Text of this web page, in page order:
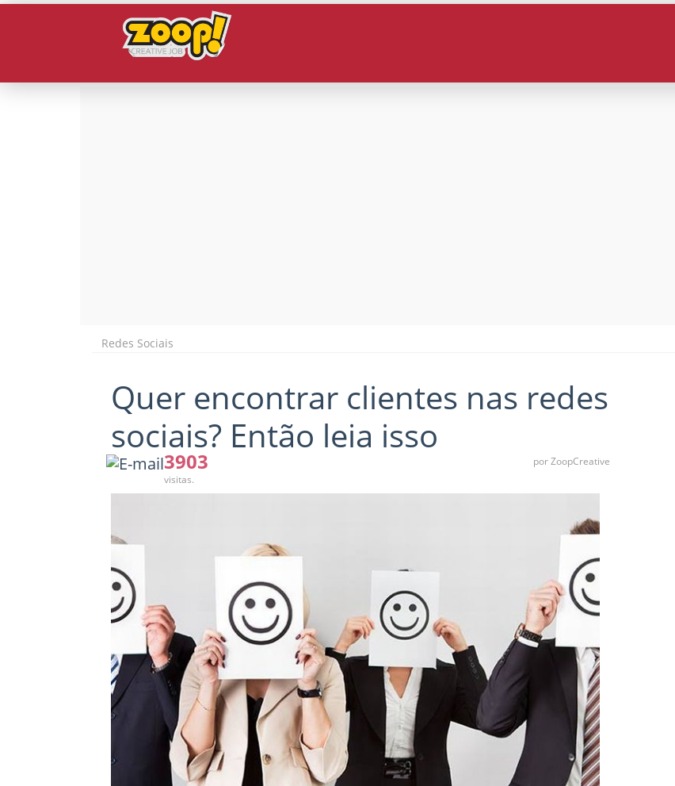
Redes Sociais
Quer encontrar clientes nas redes
sociais? Então leia isso
por ZoopCreative
3903
visitas.